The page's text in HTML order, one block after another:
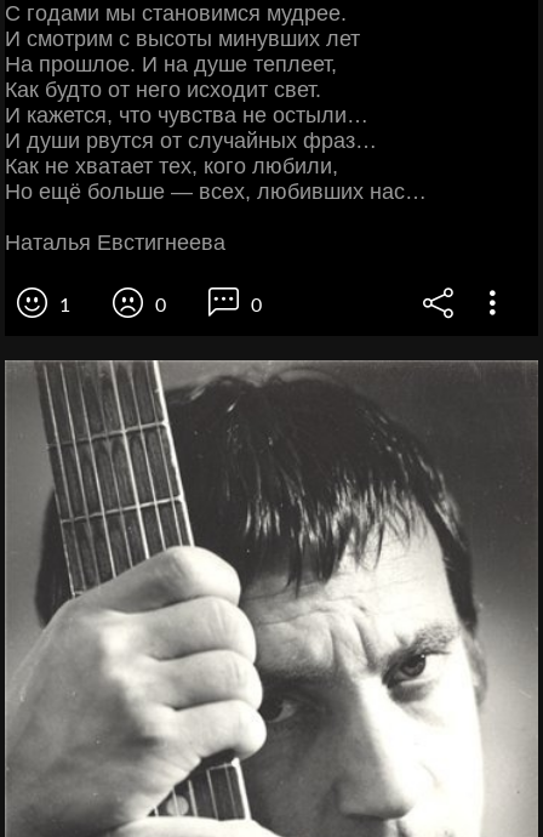
С годами мы становимся мудрее.
И смотрим с высоты минувших лет
На прошлое. И на душе теплеет,
Как будто от него исходит свет.
И кажется, что чувства не остыли…
И души рвутся от случайных фраз…
Как не хватает тех, кого любили,
Но ещё больше — всех, любивших нас…
Наталья Евстигнеева
1 0 0